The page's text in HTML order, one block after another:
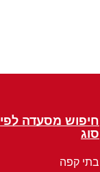
חיפוש מסעדה לפי
סוג
בתי קפה